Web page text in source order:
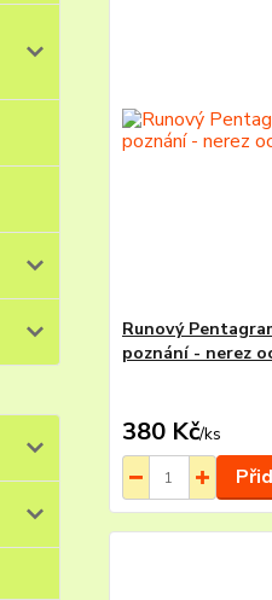
Runový
poznání - nerez
380 Kč/ks